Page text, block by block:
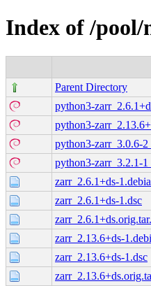
Index of /
Parent Directory
python3-
python3-
python3-zarr_3.0.6-
python3-zarr_3.2.1-
zarr_2.6.1+ds-
zarr_2.6.1+ds-1.dsc
zarr_2.13.6+ds-
zarr_2.13.6+ds-1.dsc